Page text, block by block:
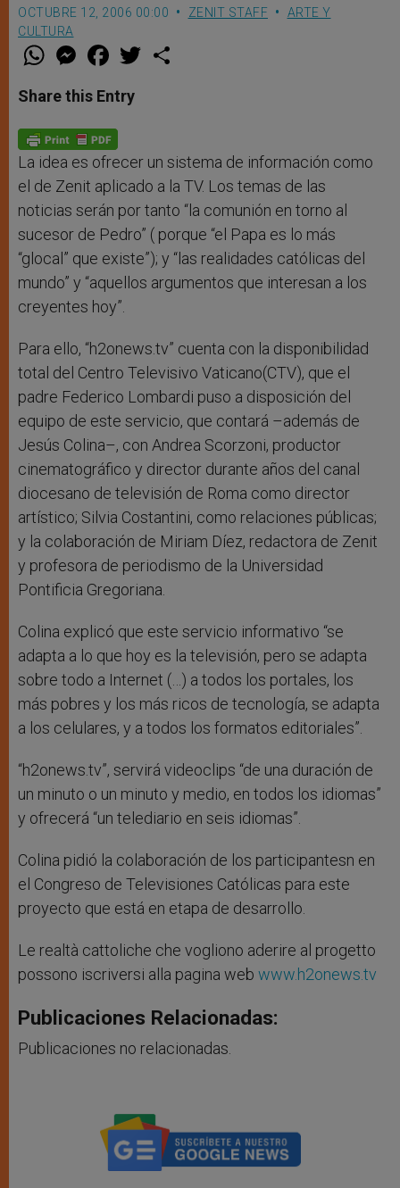
OCTUBRE 12, 2006 00:00 ZENIT STAFF
ARTE Y
CULTURA
W
t
s
p
p
M
e
s
e
g
e
r
F
a
e
b
o
k
w
Share this Entry
La idea es ofrecer un sistema de información como
el de Zenit aplicado a la TV. Los temas de las
noticias serán por tanto “la comunión en torno al
sucesor de Pedro” ( porque “el Papa es lo más
“glocal” que existe”); y “las realidades católicas del
mundo” y “aquellos argumentos que interesan a los
creyentes hoy”.
Para ello, “h2onews.tv” cuenta con la disponibilidad
total del Centro Televisivo Vaticano(CTV), que el
padre Federico Lombardi puso a disposición del
equipo de este servicio, que contará –además de
Jesús Colina–, con Andrea Scorzoni, productor
cinematográfico y director durante años del canal
diocesano de televisión de Roma como director
artístico; Silvia Costantini, como relaciones públicas;
y la colaboración de Miriam Díez, redactora de Zenit
y profesora de periodismo de la Universidad
Pontificia Gregoriana.
Colina explicó que este servicio informativo “se
adapta a lo que hoy es la televisión, pero se adapta
sobre todo a Internet (…) a todos los portales, los
más pobres y los más ricos de tecnología, se adapta
a los celulares, y a todos los formatos editoriales”.
“h2onews.tv”, servirá videoclips “de una duración de
un minuto o un minuto y medio, en todos los idiomas”
y ofrecerá “un telediario en seis idiomas”.
Colina pidió la colaboración de los participantesn en
el Congreso de Televisiones Católicas para este
proyecto que está en etapa de desarrollo.
Le realtà cattoliche che vogliono aderire al progetto
possono iscriversi alla pagina web www.h2onews.tv
Publicaciones Relacionadas:
Publicaciones no relacionadas.